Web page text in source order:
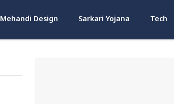
Mehandi Design Sarkari Yojana Tech